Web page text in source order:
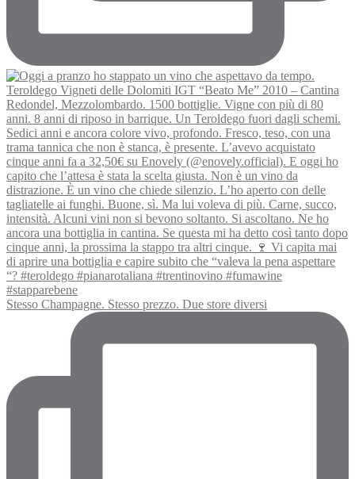
Stesso Champagne. Stesso prezzo. Due store diversi